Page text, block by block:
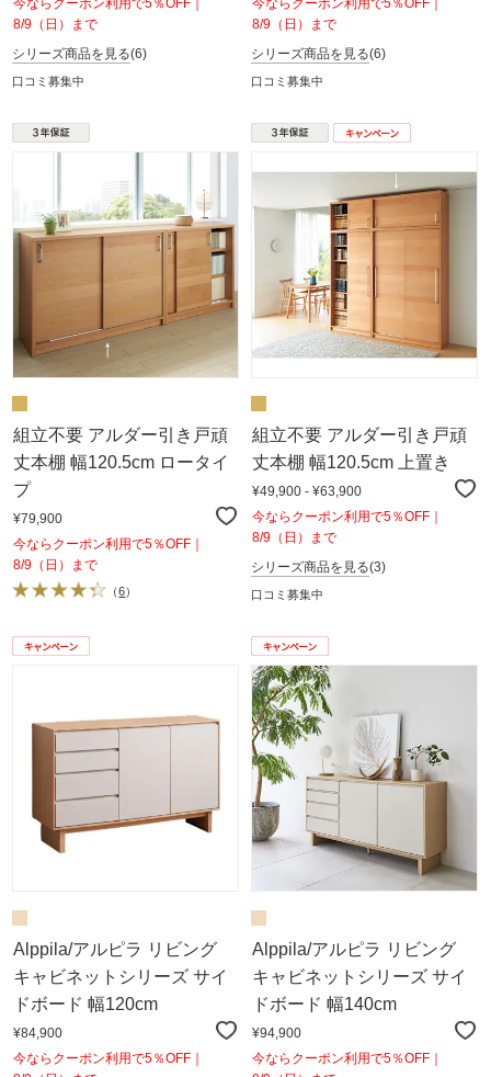
85cm～90cm
今ならクーポン利用で5％OFF｜
8/9（日）まで
シリーズ商品を見る(6)
口コミ募集中
91cm～110cm
今ならクーポン利用で5％OFF｜
8/9（日）まで
シリーズ商品を見る(6)
口コミ募集中
組立不要 アルダー引き戸頑
丈本棚 幅120.5cm ロータイ
プ
¥79,900
今ならクーポン利用で5％OFF｜
8/9（日）まで
（6）
組立不要 アルダー引き戸頑
丈本棚 幅120.5cm 上置き
¥49,900 - ¥63,900
今ならクーポン利用で5％OFF｜
8/9（日）まで
シリーズ商品を見る(3)
口コミ募集中
Alppila/アルピラ リビング
キャビネットシリーズ サイ
ドボード 幅120cm
¥84,900
今ならクーポン利用で5％OFF｜
Alppila/アルピラ リビング
キャビネットシリーズ サイ
ドボード 幅140cm
¥94,900
今ならクーポン利用で5％OFF｜